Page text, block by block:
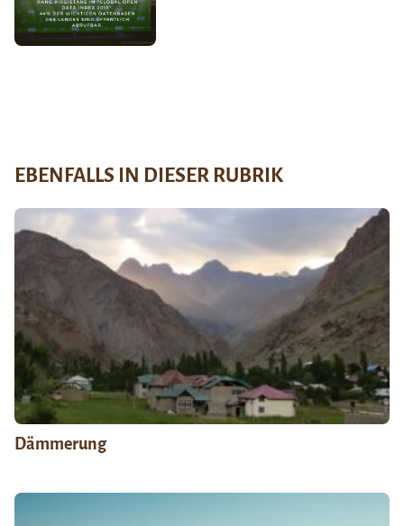
EBENFALLS IN DIESER RUBRIK
Dämmerung